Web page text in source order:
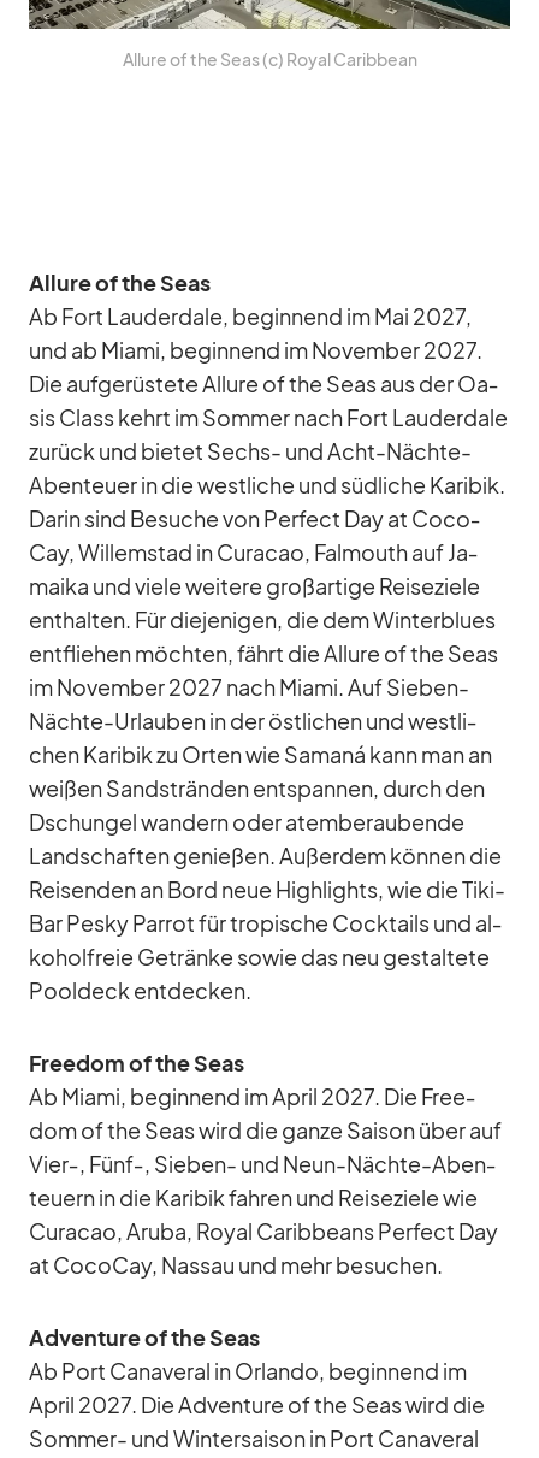
Al­lure of the Seas (c) Royal Ca­rib­bean
Al­lure of the Seas
Ab Fort Lau­derd­ale, be­gin­nend im Mai 2027,
und ab Mi­ami, be­gin­nend im No­vem­ber 2027.
Die auf­ge­rüs­tete Al­lure of the Seas aus der Oa­
sis Class kehrt im Som­mer nach Fort Lau­derd­ale
zu­rück und bie­tet Sechs- und Acht-Nächte-
Aben­teuer in die west­li­che und süd­li­che Ka­ri­bik.
Darin sind Be­su­che von Per­fect Day at Co­co­
Cay, Wil­lem­stad in Cu­ra­cao, Fal­mouth auf Ja­
maika und viele wei­tere groß­ar­tige Rei­se­ziele
ent­hal­ten. Für die­je­ni­gen, die dem Win­ter­blues
ent­flie­hen möch­ten, fährt die Al­lure of the Seas
im No­vem­ber 2027 nach Mi­ami. Auf Sie­ben-
Nächte-Ur­lau­ben in der öst­li­chen und west­li­
chen Ka­ri­bik zu Or­ten wie Sa­maná kann man an
wei­ßen Sand­strän­den ent­span­nen, durch den
Dschun­gel wan­dern oder atem­be­rau­bende
Land­schaf­ten ge­nie­ßen. Au­ßer­dem kön­nen die
Rei­sen­den an Bord neue High­lights, wie die Tiki-
Bar Pesky Par­rot für tro­pi­sche Cock­tails und al­
ko­hol­freie Ge­tränke so­wie das neu ge­stal­tete
Pool­deck ent­de­cken.
Free­dom of the Seas
Ab Mi­ami, be­gin­nend im April 2027. Die Free­
dom of the Seas wird die ganze Sai­son über auf
Vier‑, Fünf‑, Sie­ben- und Neun-Nächte-Aben­
teu­ern in die Ka­ri­bik fah­ren und Rei­se­ziele wie
Cu­ra­cao, Aruba, Royal Ca­rib­be­ans Per­fect Day
at Co­co­Cay, Nas­sau und mehr be­su­chen.
Ad­ven­ture of the Seas
Ab Port Ca­na­ve­ral in Or­lando, be­gin­nend im
April 2027. Die Ad­ven­ture of the Seas wird die
Som­mer- und Win­ter­sai­son in Port Ca­na­ve­ral